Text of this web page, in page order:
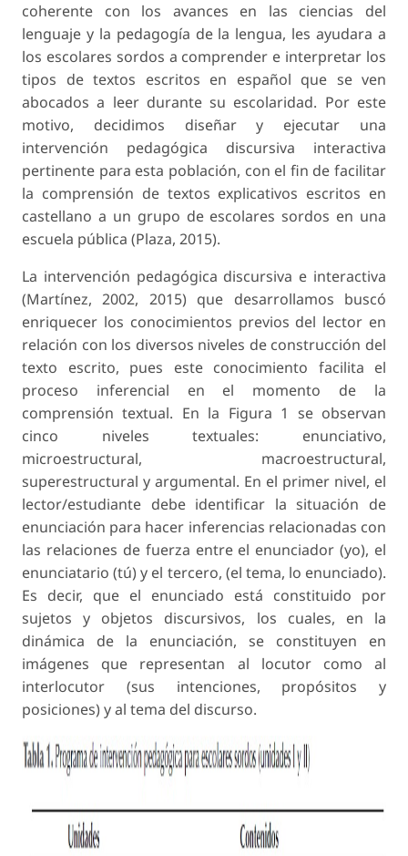
coherente con los avances en las ciencias del
lenguaje y la pedagogía de la lengua, les ayudara a
los escolares sordos a comprender e interpretar los
tipos de textos escritos en español que se ven
abocados a leer durante su escolaridad. Por este
motivo, decidimos diseñar y ejecutar una
intervención pedagógica discursiva interactiva
pertinente para esta población, con el fin de facilitar
la comprensión de textos explicativos escritos en
castellano a un grupo de escolares sordos en una
escuela pública (Plaza, 2015).
La intervención pedagógica discursiva e interactiva
(Martínez, 2002, 2015) que desarrollamos buscó
enriquecer los conocimientos previos del lector en
relación con los diversos niveles de construcción del
texto escrito, pues este conocimiento facilita el
proceso inferencial en el momento de la
comprensión textual. En la Figura 1 se observan
cinco niveles textuales: enunciativo,
microestructural, macroestructural,
superestructural y argumental. En el primer nivel, el
lector/estudiante debe identificar la situación de
enunciación para hacer inferencias relacionadas con
las relaciones de fuerza entre el enunciador (yo), el
enunciatario (tú) y el tercero, (el tema, lo enunciado).
Es decir, que el enunciado está constituido por
sujetos y objetos discursivos, los cuales, en la
dinámica de la enunciación, se constituyen en
imágenes que representan al locutor como al
interlocutor (sus intenciones, propósitos y
posiciones) y al tema del discurso.